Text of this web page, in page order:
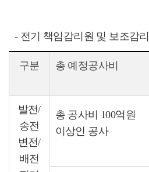
- 전기 책임감리원 및 보조감
구분 총 예정공사비
발전/
송전
변전/
배전
총 공사비 100억원
이상인 공사